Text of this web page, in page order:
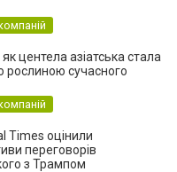
центела азіатська стала
рослиною сучасного
Times оцінили
переговорів
з Трампом